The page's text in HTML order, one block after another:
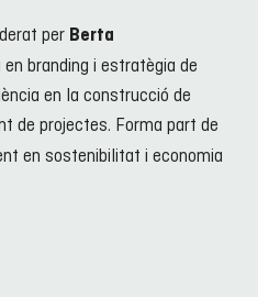
per Berta
branding i estratègia de
en la construcció de
de projectes. Forma part de
en sostenibilitat i economia